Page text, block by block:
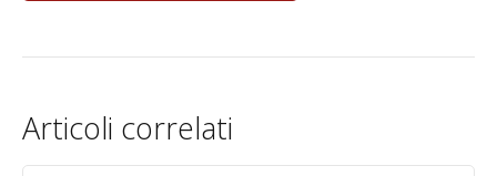
Articoli correlati